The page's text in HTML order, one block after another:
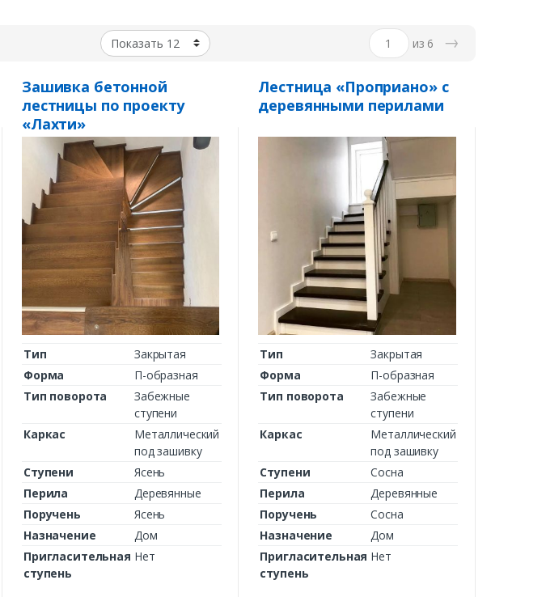
из 6 →
Зашивка бетонной
лестницы по проекту
«Лахти»
Тип
Закрытая
Форма
П-образная
Тип поворота
Забежные
ступени
Каркас
Металлический
под зашивку
Ступени
Ясень
Перила
Деревянные
Поручень
Ясень
Назначение
Дом
Пригласительная
ступень
Нет
Лестница «Проприано» с
деревянными перилами
Тип
Закрытая
Форма
П-образная
Тип поворота
Забежные
ступени
Каркас
Металлический
под зашивку
Ступени
Сосна
Перила
Деревянные
Поручень
Сосна
Назначение
Дом
Пригласительная
ступень
Нет